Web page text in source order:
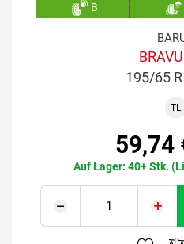
B
195/65
TL
59,74
Auf Lager: 40+ Stk.